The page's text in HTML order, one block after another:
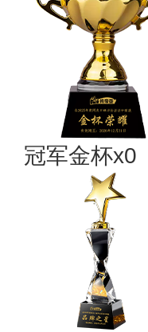
冠军金杯x0